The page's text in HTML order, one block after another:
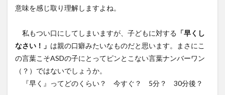
意味を感じ取り理解しますよね。
私もつい口にしてしまいますが、子どもに対する 「早くし
なさい！」 は親の口癖みたいなものだと思います。まさにこ
の言葉こそASDの子にとってピンとこない言葉ナンバーワン
（？）ではないでしょうか。
『早く』ってどのくらい？ 今すぐ？ 5分？ 30分後？